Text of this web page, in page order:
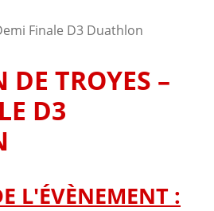
TROYES –
D3
L'ÉVÈNEMENT :